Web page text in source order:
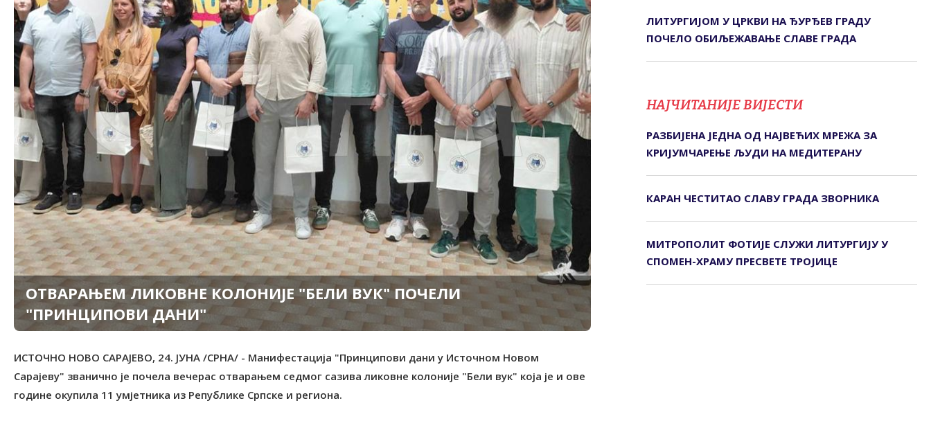
ОТВАРАЊЕМ ЛИКОВНЕ КОЛОНИЈЕ "БЕЛИ ВУК" ПОЧЕЛИ
"ПРИНЦИПОВИ ДАНИ"
ИСТОЧНО НОВО САРАЈЕВО, 24. ЈУНА /СРНА/ - Манифестација "Принципови дани у Источном Новом
Сарајеву" званично је почела вечерас отварањем седмог сазива ликовне колоније "Бели вук" која је и ове
године окупила 11 умјетника из Републике Српске и региона.
ЛИТУРГИЈОМ У ЦРКВИ НА ЂУРЂЕВ ГРАДУ
ПОЧЕЛО ОБИЉЕЖАВАЊЕ СЛАВЕ ГРАДА
НАЈЧИТАНИЈЕ ВИЈЕСТИ
РАЗБИЈЕНА ЈЕДНА ОД НАЈВЕЋИХ МРЕЖА ЗА
КРИЈУМЧАРЕЊЕ ЉУДИ НА МЕДИТЕРАНУ
КАРАН ЧЕСТИТАО СЛАВУ ГРАДА ЗВОРНИКА
МИТРОПОЛИТ ФОТИЈЕ СЛУЖИ ЛИТУРГИЈУ У
СПОМЕН-ХРАМУ ПРЕСВЕТЕ ТРОЈИЦЕ